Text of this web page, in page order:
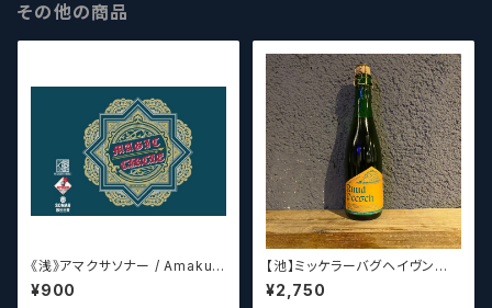
その他の商品
《浅》アマクサソナー / Amakus
a sonar MAGIC CIRCLE 【ク
ラフトビールシザーズ】
¥900
【池】ミッケラーバグヘイヴン
ルードペッシュ Mikkeller Bag
haven Ruud Peesch
¥2,750